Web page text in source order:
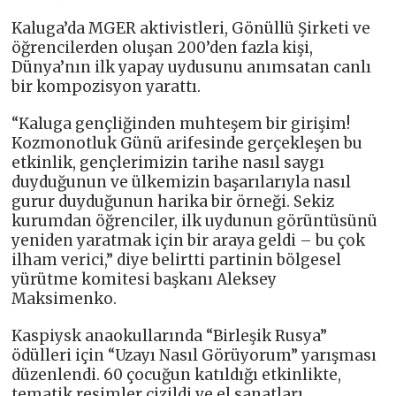
Kaluga’da MGER aktivistleri, Gönüllü Şirketi ve
öğrencilerden oluşan 200’den fazla kişi,
Dünya’nın ilk yapay uydusunu anımsatan canlı
bir kompozisyon yarattı.
“Kaluga gençliğinden muhteşem bir girişim!
Kozmonotluk Günü arifesinde gerçekleşen bu
etkinlik, gençlerimizin tarihe nasıl saygı
duyduğunun ve ülkemizin başarılarıyla nasıl
gurur duyduğunun harika bir örneği. Sekiz
kurumdan öğrenciler, ilk uydunun görüntüsünü
yeniden yaratmak için bir araya geldi – bu çok
ilham verici,” diye belirtti partinin bölgesel
yürütme komitesi başkanı Aleksey
Maksimenko.
Kaspiysk anaokullarında “Birleşik Rusya”
ödülleri için “Uzayı Nasıl Görüyorum” yarışması
düzenlendi. 60 çocuğun katıldığı etkinlikte,